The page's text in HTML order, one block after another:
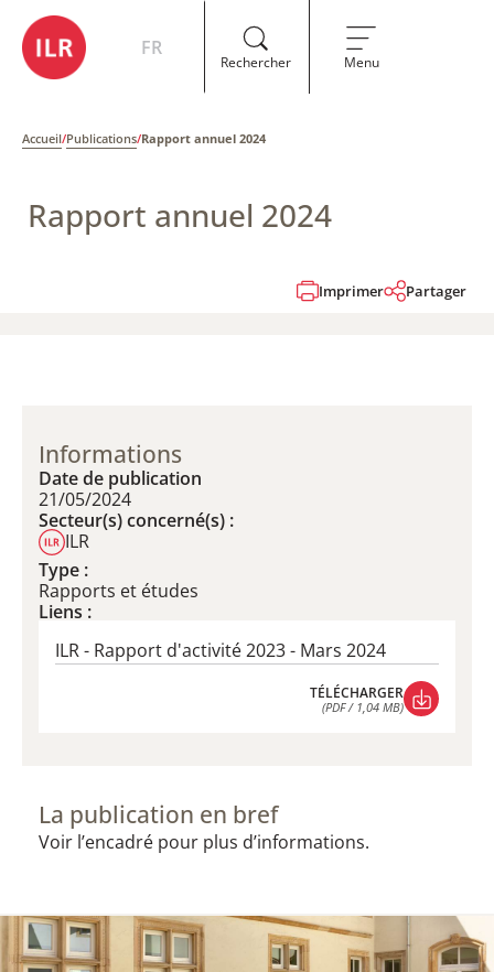
FR
Rechercher Menu
Accueil/Publications/Rapport annuel 2024
Rapport annuel 2024
Imprimer Partager
Informations
Date de publication
21/05/2024
Secteur(s) concerné(s) :
ILR
Type :
Rapports et études
Liens :
ILR - Rapport d'activité 2023 - Mars 2024
TÉLÉCHARGER
(PDF / 1,04 MB)
La publication en bref
Voir l’encadré pour plus d’informations.